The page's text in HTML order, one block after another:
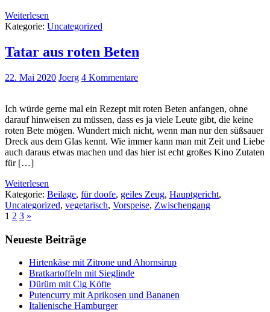
Weiterlesen
Kategorie: Uncategorized
Tatar aus roten Beten
22. Mai 2020 Joerg 4 Kommentare
Ich würde gerne mal ein Rezept mit roten Beten anfangen, ohne
darauf hinweisen zu müssen, dass es ja viele Leute gibt, die keine
roten Bete mögen. Wundert mich nicht, wenn man nur den süßsauer
Dreck aus dem Glas kennt. Wie immer kann man mit Zeit und Liebe
auch daraus etwas machen und das hier ist echt großes Kino Zutaten
für […]
Weiterlesen
Kategorie: Beilage, für doofe, geiles Zeug, Hauptgericht,
Uncategorized, vegetarisch, Vorspeise, Zwischengang
1 2 3 »
Neueste Beiträge
Hirtenkäse mit Zitrone und Ahornsirup
Bratkartoffeln mit Sieglinde
Dürüm mit Cig Köfte
Putencurry mit Aprikosen und Bananen
Italienische Hamburger